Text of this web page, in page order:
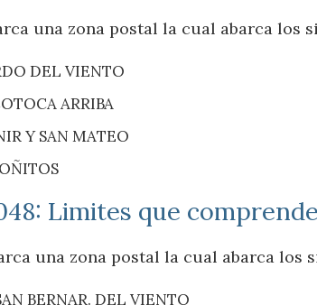
una zona postal la cual abarca los
DEL VIENTO
ARRIBA
Y SAN MATEO
Limites que comprende
una zona postal la cual abarca
BERNAR. DEL VIENTO